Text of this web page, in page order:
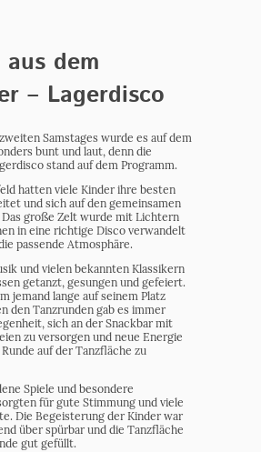
dem
– Lagerdisco
Samstages wurde es auf dem
bunt und laut, denn die
stand auf dem Programm.
hatten viele Kinder ihre besten
und sich auf den gemeinsamen
große Zelt wurde mit Lichtern
in eine richtige Disco verwandelt
passende Atmosphäre.
und vielen bekannten Klassikern
getanzt, gesungen und gefeiert.
jemand lange auf seinem Platz
den Tanzrunden gab es immer
sich an der Snackbar mit
zu versorgen und neue Energie
auf der Tanzfläche zu
Spiele und besondere
für gute Stimmung und viele
Die Begeisterung der Kinder war
über spürbar und die Tanzfläche
gut gefüllt.